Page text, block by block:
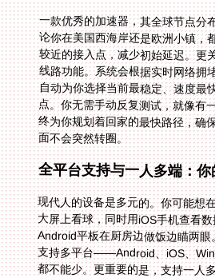
一款优秀的加速器，其全球节点分
论你在美国西海岸还是欧洲小镇，
较近的接入点，减少初始延迟。更
线路功能。系统会根据实时网络拥
自动为你选择当前最稳定、速度最
点。你无需手动反复测试，就像有
终为你规划着回家的最快路径，确
面不会突然转圈。
全平台支持与一人多端：
现代人的设备是多元的。你可能想
大屏上看球，同时用iOS手机查
Android平板在厨房边做饭边瞄两
支持多平台——Android、iOS、
都不能少。更重要的是，支持一人
意味着你只需一个账户，就能让家
加速，满足全家或室友共同观赛的